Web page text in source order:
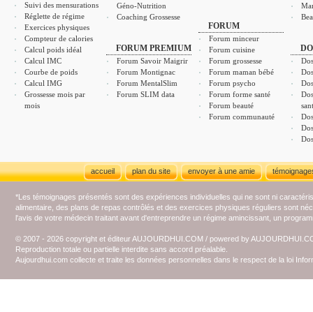
Suivi des mensurations
Réglette de régime
Exercices physiques
Compteur de calories
Calcul poids idéal
Calcul IMC
Courbe de poids
Calcul IMG
Grossesse mois par
mois
Géno-Nutrition
Coaching Grossesse
FORUM PREMIUM
Forum Savoir Maigrir
Forum Montignac
Forum MentalSlim
Forum SLIM data
FORUM
Forum minceur
Forum cuisine
Forum grossesse
Forum maman bébé
Forum psycho
Forum forme santé
Forum beauté
Forum communauté
accueil plan du site envoyer à une amie
*Les témoignages présentés sont des expériences individuelles qui ne sont ni
alimentaire, des plans de repas contrôlés et des exercices physiques réguliers sont
l'avis de votre médecin traitant avant d'entreprendre un régime amincissant, un
© 2007 - 2026 copyright et éditeur AUJOURDHUI.COM / powered by
Reproduction totale ou partielle interdite sans accord préalable.
Aujourdhui.com collecte et traite les données personnelles dans le respect de la loi